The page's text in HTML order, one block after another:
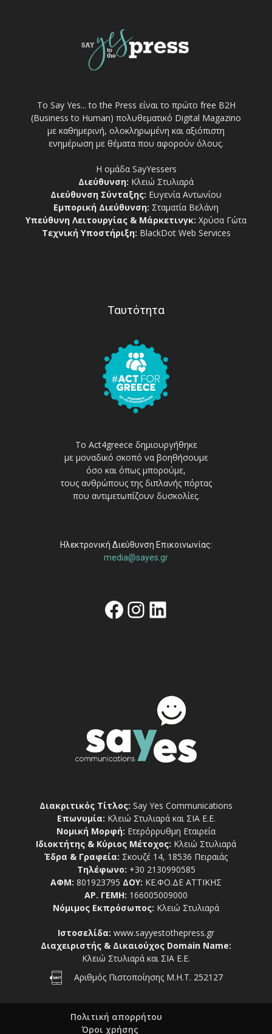
Το Say Yes... to the Press είναι το πρώτο free Β2Η
(Business to Human) πολυθεματικό Digital Magazino
με καθημερινή, ολοκληρωμένη και αξιόπιστη
ενημέρωση με θέματα που αφορούν όλους.
Η ομάδα SayYessers
Διεύθυνση: Κλειώ Στυλιαρά
Διεύθυνση Σύνταξης: Ευγενία Αντωνίου
Εμπορική Διεύθυνση: Σταματία Βελάνη
Υπεύθυνη Λειτουργίας & Μάρκετινγκ: Χρύσα Γώτα
Τεχνική Υποστήριξη: BlackDot Web Services
Ταυτότητα
Το Act4greece δημιουργήθηκε
με μοναδικό σκοπό να βοηθήσουμε
όσο και όπως μπορούμε,
τους ανθρώπους της διπλανής πόρτας
που αντιμετωπίζουν δυσκολίες.
Ηλεκτρονική Διεύθυνση Επικοινωνίας:
media@sayes.gr
Facebook
Instagram
Linkedin
Διακριτικός Τίτλος: Say Yes Communications
Επωνυμία: Κλειώ Στυλιαρά και ΣΙΑ Ε.Ε.
Νομική Μορφή: Ετερόρρυθμη Εταιρεία
Ιδιοκτήτης & Κύριος Μέτοχος: Κλειώ Στυλιαρά
Έδρα & Γραφεία: Σκουζέ 14, 18536 Πειραιάς
Τηλέφωνο: +30 2130990585
ΑΦΜ: 801923795 ΔΟΥ: ΚΕ.ΦΟ.ΔΕ ΑΤΤΙΚΗΣ
ΑΡ. ΓΕΜΗ: 166005009000
Νόμιμος Εκπρόσωπος: Κλειώ Στυλιαρά
Ιστοσελίδα: www.sayyestothepress.gr
Διαχειριστής & Δικαιούχος Domain Name:
Κλειώ Στυλιαρά και ΣΙΑ Ε.Ε.
Αριθμός Πιστοποίησης Μ.Η.Τ. 252127
Πολιτική απορρήτου
Όροι χρήσης